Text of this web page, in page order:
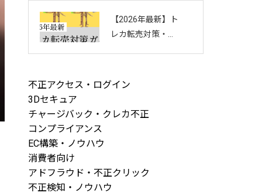
回し方を徹底解説
【2026年最新】ト
レカ転売対策・完
不正アクセス・ログイン
3Dセキュア
チャージバック・クレカ不正
コンプライアンス
EC構築・ノウハウ
消費者向け
アドフラウド・不正クリック
不正検知・ノウハウ